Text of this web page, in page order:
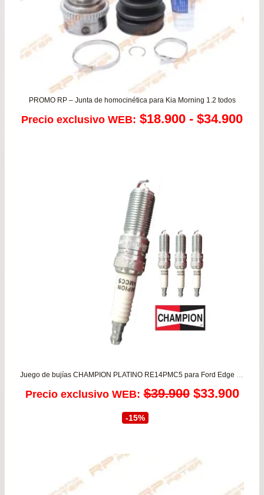
PROMO RP – Junta de homocinética para Kia Morning 1.2 todos
Precio exclusivo WEB: $18.900 - $34.900
Juego de bujías CHAMPION PLATINO RE14PMC5 para Ford Edge 3.5 – Escape 2.5 – F150 3.7/5.0 desde 2008 a 2017
Precio exclusivo WEB: $39.900 El
era:
$39.900.
$33.900El
-15%